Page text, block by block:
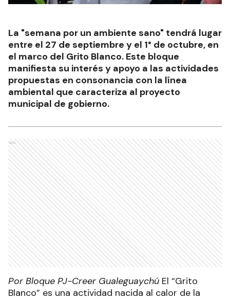
La "semana por un ambiente sano" tendrá lugar
entre el 27 de septiembre y el 1° de octubre, en
el marco del Grito Blanco. Este bloque
manifiesta su interés y apoyo a las actividades
propuestas en consonancia con la línea
ambiental que caracteriza al proyecto
municipal de gobierno.
Ads
Por Bloque PJ-Creer Gualeguaychú El “Grito
Blanco” es una actividad nacida al calor de la